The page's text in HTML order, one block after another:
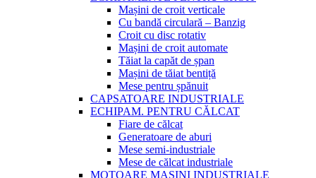
Mașini de croit verticale
Cu bandă circulară – Banzig
Croit cu disc rotativ
Mașini de croit automate
Tăiat la capăt de șpan
Mașini de tăiat bentiță
Mese pentru șpănuit
CAPSATOARE INDUSTRIALE
ECHIPAM. PENTRU CĂLCAT
Fiare de călcat
Generatoare de aburi
Mese semi-industriale
Mese de călcat industriale
MOTOARE MAȘINI INDUSTRIALE